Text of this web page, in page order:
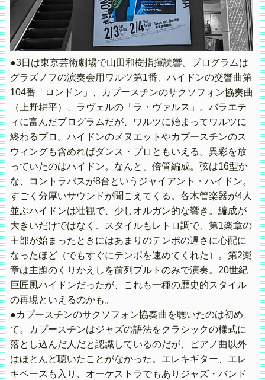
●3日は東京芸術劇場で山田和樹指揮読響。プログラムは
グラズノフの演奏会用ワルツ第1番、ハイドンの交響曲第
104番「ロンドン」、カプースチンのサクソフォン協奏曲
（上野耕平）、ラヴェルの「ラ・ヴァルス」。バラエテ
ィに富んだプログラムだが、ワルツに始まってワルツに
終わるプロ。ハイドンのメヌエットやカプースチンのス
ウィングも含めればダンス・プロともいえる。異彩を放
っていたのはハイドン。なんと、倍管編成。弦は16型か
な、コントラバスが8台というジャイアント・ハイドン。
すごく分厚いサウンドが聞こえてくる。各木管楽器が4人
並ぶハイドンは壮観で、少しオルガン的な響き。編成が
大きいだけではなく、スタイルもレトロ調で、第1楽章の
主部が始まったときにはあまりのテンポの遅さに心配に
なったほど（でもすぐにテンポを速めてくれた）。第2楽
章は主題のくりかえしを前列プルトのみで演奏。20世紀
巨匠風ハイドンだったが、これも一種の歴史的スタイル
の再現といえるのかも。
●カプースチンのサクソフォン協奏曲を聴いたのは初め
て。カプースチンはジャズの語法をクラシックの様式に
落とし込んだ人だと認識しているのだが、ピアノ曲以外
はほとんど聴いたことがなかった。エレキギター、エレ
キベースも入り、オーケストラでもありジャズ・バンド